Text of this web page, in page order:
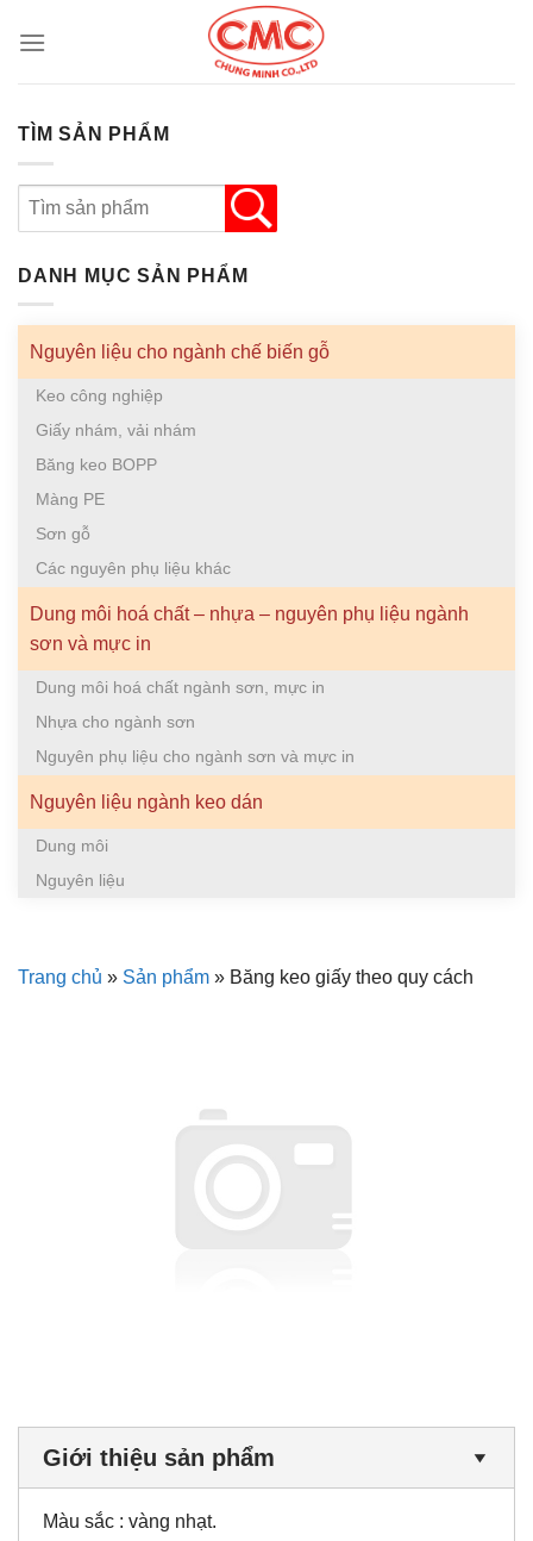
Trang chủ » Sản phẩm » Băng keo giấy theo quy cách
Giới thiệu sản phẩm
Màu sắc : vàng nhạt.
TÌM SẢN PHẨM
DANH MỤC SẢN PHẨM
Nguyên liệu cho ngành chế biến gỗ
Keo công nghiệp
Giấy nhám, vải nhám
Băng keo BOPP
Màng PE
Sơn gỗ
Các nguyên phụ liệu khác
Dung môi hoá chất – nhựa – nguyên phụ liệu ngành
sơn và mực in
Dung môi hoá chất ngành sơn, mực in
Nhựa cho ngành sơn
Nguyên phụ liệu cho ngành sơn và mực in
Nguyên liệu ngành keo dán
Dung môi
Nguyên liệu